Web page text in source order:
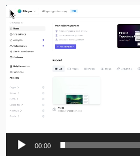
视
频
播
放
器
00:00